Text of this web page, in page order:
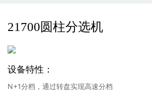
21700圆柱分选机
设备特性：
N+1分档，通过转盘实现高速分档